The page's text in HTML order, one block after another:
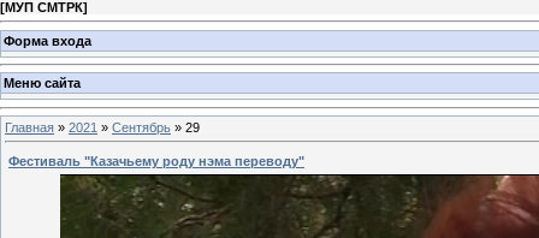
[МУП СМТРК]
Форма входа
Меню сайта
Главная » 2021 » Сентябрь » 29
Фестиваль "Казачьему роду нэма переводу"